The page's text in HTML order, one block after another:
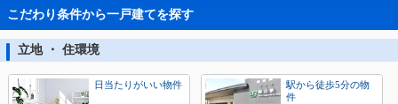
こだわり条件から一戸建てを探す
立地 ・ 住環境
日当たりがいい物件
駅から徒歩5分の物
件